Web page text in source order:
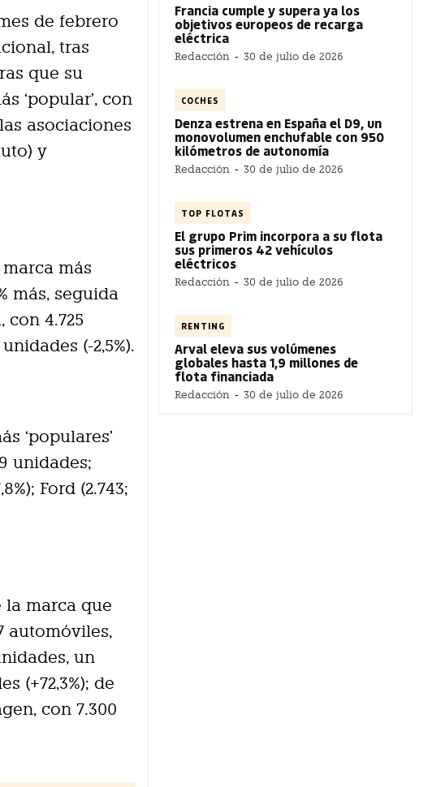
de febrero
tras
que su
‘popular’, con
asociaciones
y
más
más, seguida
con 4.725
(-2,5%).
‘populares’
unidades;
Ford (2.743;
la marca que
automóviles,
un
(+72,3%); de
con 7.300
Francia cumple y supera ya los
objetivos europeos de recarga
eléctrica
Redacción - 30 de julio de 2026
COCHES
Denza estrena en España el D9, un
monovolumen enchufable con 950
kilómetros de autonomía
Redacción - 30 de julio de 2026
TOP FLOTAS
El grupo Prim incorpora a su flota
sus primeros 42 vehículos
eléctricos
Redacción - 30 de julio de 2026
RENTING
Arval eleva sus volúmenes
globales hasta 1,9 millones de
flota financiada
Redacción - 30 de julio de 2026